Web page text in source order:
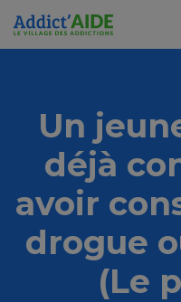
Aller au contenu principal
Un
déjà
avoir
drogue
(Le
Panneau de gestion des